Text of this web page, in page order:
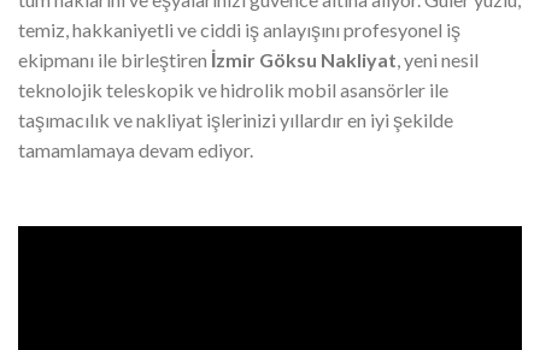
yaşatıyoruz. Ücretsiz uzman ekspertiz servisi sayesinde
eşyalarınız yerinde tespit edilir ve nakliyat fiyatlandırma
işleminiz en doğru şekilde en hızlı şekilde yapılır. Görüntülü
arama bağlantısı imkanı ile taşıma ve nakliyat sırasında siz iş
alanında bulunmasanız dahi her aşamayı takip
edebilirsiniz.
İzmir Evden Eve Nakliyat
tüm haklarını ve eşyalarınızı güvence altına alıyor. Güler yüzlü,